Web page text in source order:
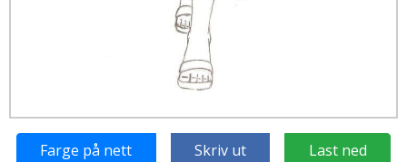
Farge på nett Skriv ut Last ned